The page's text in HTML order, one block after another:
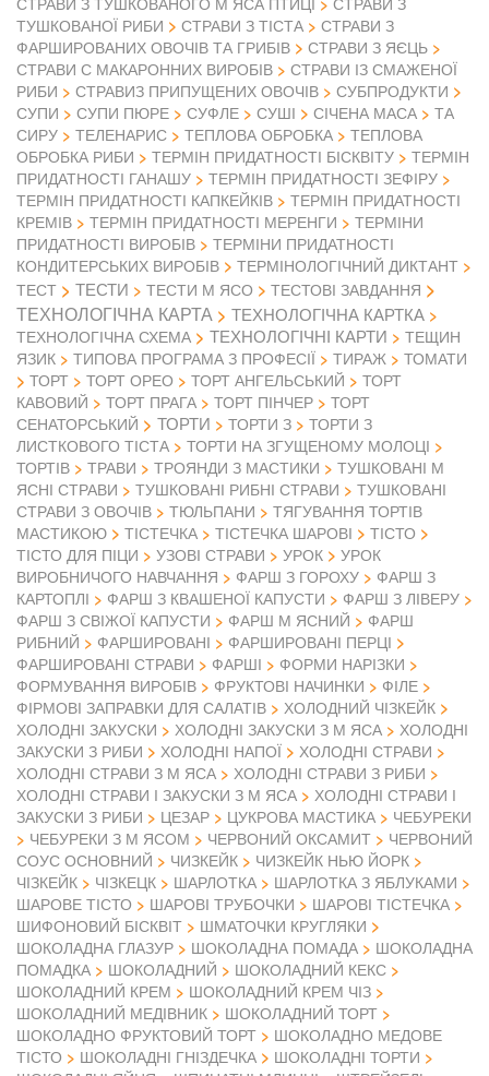
ТУШКОВАНОЇ РИБИ
СТРАВИ З ТІСТА
СТРАВИ З
ФАРШИРОВАНИХ ОВОЧІВ ТА ГРИБІВ
СТРАВИ З ЯЄЦЬ
СТРАВИ С МАКАРОННИХ ВИРОБІВ
СТРАВИ ІЗ СМАЖЕНОЇ
РИБИ
СТРАВИЗ ПРИПУЩЕНИХ ОВОЧІВ
СУБПРОДУКТИ
СУПИ
СУПИ ПЮРЕ СУФЛЕ СУШІ СІЧЕНА МАСА
ТА
СИРУ
ТЕЛЕНАРИС ТЕПЛОВА ОБРОБКА
ТЕПЛОВА
ОБРОБКА РИБИ
ТЕРМІН ПРИДАТНОСТІ БІСКВІТУ
ТЕРМІН
ПРИДАТНОСТІ ГАНАШУ
ТЕРМІН ПРИДАТНОСТІ ЗЕФІРУ
ТЕРМІН ПРИДАТНОСТІ КАПКЕЙКІВ
ТЕРМІН ПРИДАТНОСТІ
КРЕМІВ
ТЕРМІН ПРИДАТНОСТІ МЕРЕНГИ
ТЕРМІНИ
ПРИДАТНОСТІ ВИРОБІВ
ТЕРМІНИ ПРИДАТНОСТІ
КОНДИТЕРСЬКИХ ВИРОБІВ
ТЕРМІНОЛОГІЧНИЙ ДИКТАНТ
ТЕСТ
ТЕСТИ ТЕСТИ М ЯСО ТЕСТОВІ ЗАВДАННЯ
ТЕХНОЛОГІЧНА КАРТА ТЕХНОЛОГІЧНА КАРТКА
ТЕХНОЛОГІЧНА СХЕМА ТЕХНОЛОГІЧНІ КАРТИ
ТЕЩИН
ЯЗИК
ТИПОВА ПРОГРАМА З ПРОФЕСІЇ ТИРАЖ ТОМАТИ
ТОРТ ТОРТ ОРЕО ТОРТ АНГЕЛЬСЬКИЙ
ТОРТ
КАВОВИЙ
ТОРТ ПРАГА ТОРТ ПІНЧЕР
ТОРТ
СЕНАТОРСЬКИЙ
ТОРТИ ТОРТИ З
ТОРТИ З
ЛИСТКОВОГО ТІСТА
ТОРТИ НА ЗГУЩЕНОМУ МОЛОЦІ
ТОРТІВ
ТРАВИ ТРОЯНДИ З МАСТИКИ
ТУШКОВАНІ М
ЯСНІ СТРАВИ
ТУШКОВАНІ РИБНІ СТРАВИ
ТУШКОВАНІ
СТРАВИ З ОВОЧІВ
ТЮЛЬПАНИ
ТЯГУВАННЯ ТОРТІВ
МАСТИКОЮ
ТІСТЕЧКА ТІСТЕЧКА ШАРОВІ
ТІСТО
ТІСТО ДЛЯ ПІЦИ
УЗОВІ СТРАВИ УРОК
УРОК
ВИРОБНИЧОГО НАВЧАННЯ
ФАРШ З ГОРОХУ
ФАРШ З
КАРТОПЛІ
ФАРШ З КВАШЕНОЇ КАПУСТИ
ФАРШ З ЛІВЕРУ
ФАРШ З СВІЖОЇ КАПУСТИ
ФАРШ М ЯСНИЙ
ФАРШ
РИБНИЙ
ФАРШИРОВАНІ
ФАРШИРОВАНІ ПЕРЦІ
ФАРШИРОВАНІ СТРАВИ
ФАРШІ
ФОРМИ НАРІЗКИ
ФОРМУВАННЯ ВИРОБІВ
ФРУКТОВІ НАЧИНКИ
ФІЛЕ
ФІРМОВІ ЗАПРАВКИ ДЛЯ САЛАТІВ
ХОЛОДНИЙ ЧІЗКЕЙК
ХОЛОДНІ ЗАКУСКИ
ХОЛОДНІ ЗАКУСКИ З М ЯСА
ХОЛОДНІ
ЗАКУСКИ З РИБИ
ХОЛОДНІ НАПОЇ
ХОЛОДНІ СТРАВИ
ХОЛОДНІ СТРАВИ З М ЯСА
ХОЛОДНІ СТРАВИ З РИБИ
ХОЛОДНІ СТРАВИ І ЗАКУСКИ З М ЯСА
ХОЛОДНІ СТРАВИ І
ЗАКУСКИ З РИБИ
ЦЕЗАР ЦУКРОВА МАСТИКА
ЧЕБУРЕКИ
ЧЕБУРЕКИ З М ЯСОМ
ЧЕРВОНИЙ ОКСАМИТ
ЧЕРВОНИЙ
СОУС ОСНОВНИЙ
ЧИЗКЕЙК
ЧИЗКЕЙК НЬЮ ЙОРК
ЧІЗКЕЙК
ЧІЗКЕЦК ШАРЛОТКА
ШАРЛОТКА З ЯБЛУКАМИ
ШАРОВЕ ТІСТО
ШАРОВІ ТРУБОЧКИ
ШАРОВІ ТІСТЕЧКА
ШИФОНОВИЙ БІСКВІТ
ШМАТОЧКИ КРУГЛЯКИ
ШОКОЛАДНА ГЛАЗУР
ШОКОЛАДНА ПОМАДА
ШОКОЛАДНА
ПОМАДКА
ШОКОЛАДНИЙ
ШОКОЛАДНИЙ КЕКС
ШОКОЛАДНИЙ КРЕМ
ШОКОЛАДНИЙ КРЕМ ЧІЗ
ШОКОЛАДНИЙ МЕДІВНИК
ШОКОЛАДНИЙ ТОРТ
ШОКОЛАДНО ФРУКТОВИЙ ТОРТ
ШОКОЛАДНО МЕДОВЕ
ТІСТО
ШОКОЛАДНІ ГНІЗДЕЧКА
ШОКОЛАДНІ ТОРТИ